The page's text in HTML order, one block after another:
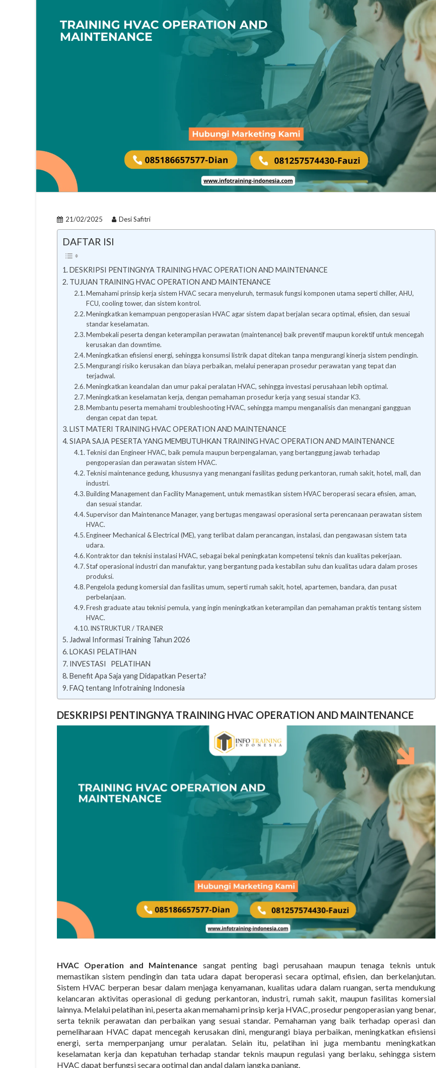
21/02/2025 Desi Safitri
DAFTAR ISI
DESKRIPSI PENTINGNYA TRAINING HVAC OPERATION AND MAINTENANCE
TUJUAN TRAINING HVAC OPERATION AND MAINTENANCE
Memahami prinsip kerja sistem HVAC secara menyeluruh, termasuk fungsi komponen utama seperti chiller, AHU,
FCU, cooling tower, dan sistem kontrol.
Meningkatkan kemampuan pengoperasian HVAC agar sistem dapat berjalan secara optimal, efisien, dan sesuai
standar keselamatan.
Membekali peserta dengan keterampilan perawatan (maintenance) baik preventif maupun korektif untuk mencegah
kerusakan dan downtime.
Meningkatkan efisiensi energi, sehingga konsumsi listrik dapat ditekan tanpa mengurangi kinerja sistem pendingin.
Mengurangi risiko kerusakan dan biaya perbaikan, melalui penerapan prosedur perawatan yang tepat dan
terjadwal.
Meningkatkan keandalan dan umur pakai peralatan HVAC, sehingga investasi perusahaan lebih optimal.
Meningkatkan keselamatan kerja, dengan pemahaman prosedur kerja yang sesuai standar K3.
Membantu peserta memahami troubleshooting HVAC, sehingga mampu menganalisis dan menangani gangguan
dengan cepat dan tepat.
LIST MATERI TRAINING HVAC OPERATION AND MAINTENANCE
SIAPA SAJA PESERTA YANG MEMBUTUHKAN TRAINING HVAC OPERATION AND MAINTENANCE
Teknisi dan Engineer HVAC, baik pemula maupun berpengalaman, yang bertanggung jawab terhadap
pengoperasian dan perawatan sistem HVAC.
Teknisi maintenance gedung, khususnya yang menangani fasilitas gedung perkantoran, rumah sakit, hotel, mall, dan
industri.
Building Management dan Facility Management, untuk memastikan sistem HVAC beroperasi secara efisien, aman,
dan sesuai standar.
Supervisor dan Maintenance Manager, yang bertugas mengawasi operasional serta perencanaan perawatan sistem
HVAC.
Engineer Mechanical & Electrical (ME), yang terlibat dalam perancangan, instalasi, dan pengawasan sistem tata
udara.
Kontraktor dan teknisi instalasi HVAC, sebagai bekal peningkatan kompetensi teknis dan kualitas pekerjaan.
Staf operasional industri dan manufaktur, yang bergantung pada kestabilan suhu dan kualitas udara dalam proses
produksi.
Pengelola gedung komersial dan fasilitas umum, seperti rumah sakit, hotel, apartemen, bandara, dan pusat
perbelanjaan.
Fresh graduate atau teknisi pemula, yang ingin meningkatkan keterampilan dan pemahaman praktis tentang sistem
HVAC.
INSTRUKTUR / TRAINER
Jadwal Informasi Training Tahun 2026
LOKASI PELATIHAN
INVESTASI PELATIHAN
Benefit Apa Saja yang Didapatkan Peserta?
FAQ tentang Infotraining Indonesia
DESKRIPSI PENTINGNYA TRAINING HVAC OPERATION AND MAINTENANCE
HVAC Operation and Maintenance sangat penting bagi perusahaan maupun tenaga teknis untuk
memastikan sistem pendingin dan tata udara dapat beroperasi secara optimal, efisien, dan berkelanjutan.
Sistem HVAC berperan besar dalam menjaga kenyamanan, kualitas udara dalam ruangan, serta mendukung
kelancaran aktivitas operasional di gedung perkantoran, industri, rumah sakit, maupun fasilitas komersial
lainnya. Melalui pelatihan ini, peserta akan memahami prinsip kerja HVAC, prosedur pengoperasian yang benar,
serta teknik perawatan dan perbaikan yang sesuai standar. Pemahaman yang baik terhadap operasi dan
pemeliharaan HVAC dapat mencegah kerusakan dini, mengurangi biaya perbaikan, meningkatkan efisiensi
energi, serta memperpanjang umur peralatan. Selain itu, pelatihan ini juga membantu meningkatkan
keselamatan kerja dan kepatuhan terhadap standar teknis maupun regulasi yang berlaku, sehingga sistem
HVAC dapat berfungsi secara optimal dan andal dalam jangka panjang.